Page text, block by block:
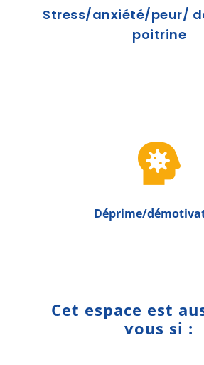
Stress/anxiété/peur/
poitrine

Déprime/
Cet espace est
vous si :